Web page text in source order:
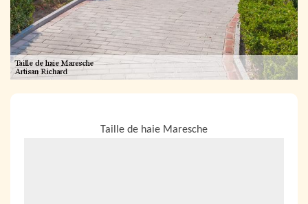
Taille de haie Maresche